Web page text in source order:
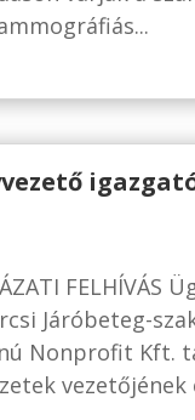
FELHÍVÁS
Járóbeteg-
Nonprofit Kft.
vezetőjének